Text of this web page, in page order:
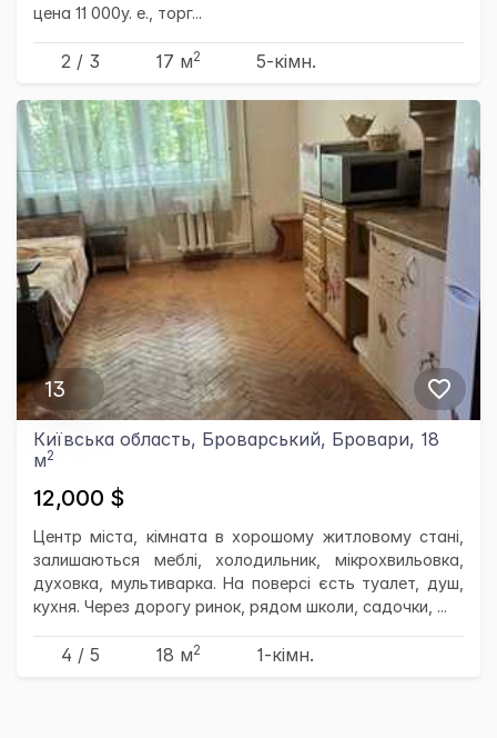
цена 11 000у. е., торг...
2 / 3 17 м2 5-кімн.
13
Київська область, Броварський, Бровари, 18
м2
12,000 $
Центр міста, кімната в хорошому житловому стані,
залишаються меблі, холодильник, мікрохвильовка,
духовка, мультиварка. На поверсі єсть туалет, душ,
кухня. Через дорогу ринок, рядом школи, садочки, ...
4 / 5 18 м2 1-кімн.